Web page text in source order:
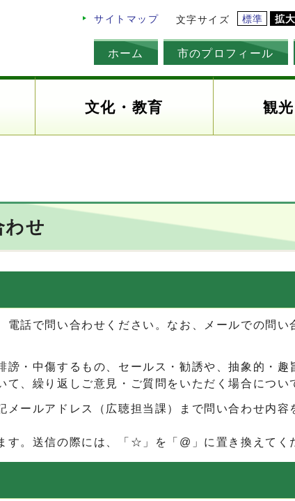
サイトマップ 文字サイズ 標準 拡大
ホーム 市のプロフィール
文化・教育 観
わせ
話で問い合わせください。なお、メールでの問い
・中傷するもの、セールス・勧誘や、抽象的・
、繰り返しご意見・ご質問をいただく場合につい
ールアドレス（広聴担当課）まで問い合わせ内容
。送信の際には、「☆」を「@」に置き換えてく